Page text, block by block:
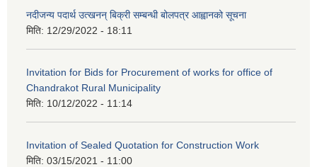
नदीजन्य पदार्थ उत्खनन् बिक्री सम्बन्धी बोलपत्र आह्वानको सूचना
मिति: 12/29/2022 - 18:11
Invitation for Bids for Procurement of works for office of
Chandrakot Rural Municipality
मिति: 10/12/2022 - 11:14
Invitation of Sealed Quotation for Construction Work
मिति: 03/15/2021 - 11:00